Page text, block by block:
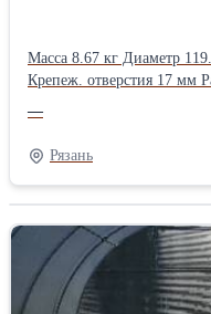
Масса 8.67 кг Диаметр
Крепеж. отверстия 17 мм
БДП-6х4МТМ БДП-8х4МТ
БДП-4х2 БДП-6х2 БДП-8х2
—
Рязань